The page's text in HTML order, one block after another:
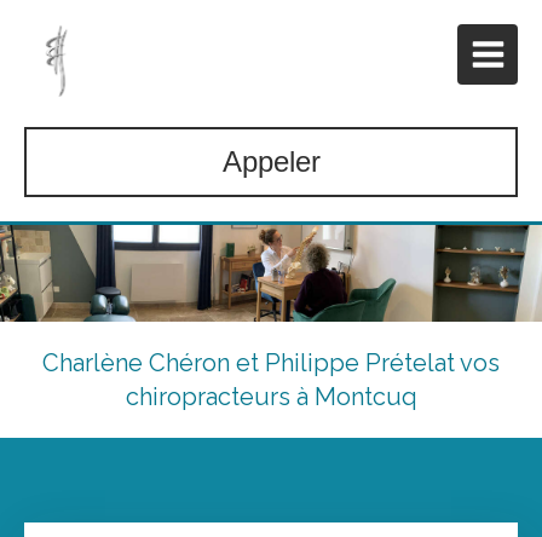
Appeler
Charlène Chéron et Philippe Prételat vos
chiropracteurs à Montcuq